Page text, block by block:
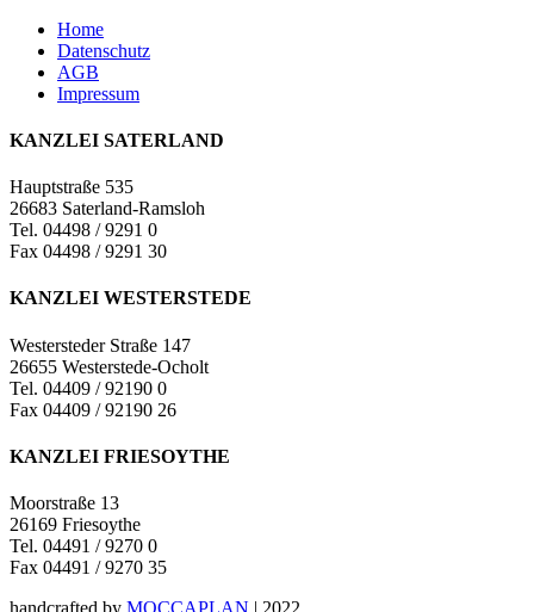
Home
Datenschutz
AGB
Impressum
KANZLEI SATERLAND
Hauptstraße 535
26683 Saterland-Ramsloh
Tel. 04498 / 9291 0
Fax 04498 / 9291 30
KANZLEI WESTERSTEDE
Westersteder Straße 147
26655 Westerstede-Ocholt
Tel. 04409 / 92190 0
Fax 04409 / 92190 26
KANZLEI FRIESOYTHE
Moorstraße 13
26169 Friesoythe
Tel. 04491 / 9270 0
Fax 04491 / 9270 35